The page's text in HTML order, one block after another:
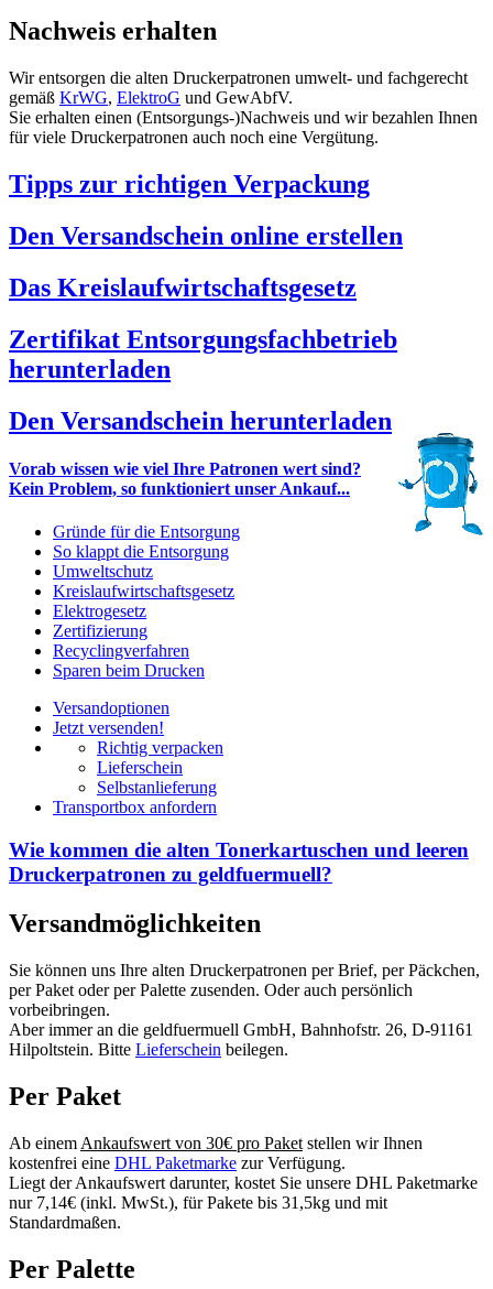
Nachweis erhalten
Wir entsorgen die alten Druckerpatronen umwelt- und fachgerecht
gemäß KrWG, ElektroG und GewAbfV.
Sie erhalten einen (Entsorgungs-)Nachweis und wir bezahlen Ihnen
für viele Druckerpatronen auch noch eine Vergütung.
Tipps zur richtigen Verpackung
Den Versandschein online erstellen
Das Kreislaufwirtschaftsgesetz
Zertifikat Entsorgungsfachbetrieb
herunterladen
Den Versandschein herunterladen
Vorab wissen wie viel Ihre Patronen wert sind?
Kein Problem, so funktioniert unser Ankauf...
Gründe für die Entsorgung
So klappt die Entsorgung
Umweltschutz
Kreislaufwirtschaftsgesetz
Elektrogesetz
Zertifizierung
Recyclingverfahren
Sparen beim Drucken
Versandoptionen
Jetzt versenden!
Richtig verpacken
Lieferschein
Selbstanlieferung
Transportbox anfordern
Wie kommen die alten Tonerkartuschen und leeren
Druckerpatronen zu geldfuermuell?
Versandmöglichkeiten
Sie können uns Ihre alten Druckerpatronen per Brief, per Päckchen,
per Paket oder per Palette zusenden. Oder auch persönlich
vorbeibringen.
Aber immer an die geldfuermuell GmbH, Bahnhofstr. 26, D-91161
Hilpoltstein. Bitte Lieferschein beilegen.
Per Paket
Ab einem Ankaufswert von 30€ pro Paket stellen wir Ihnen
kostenfrei eine DHL Paketmarke zur Verfügung.
Liegt der Ankaufswert darunter, kostet Sie unsere DHL Paketmarke
nur 7,14€ (inkl. MwSt.), für Pakete bis 31,5kg und mit
Standardmaßen.
Per Palette